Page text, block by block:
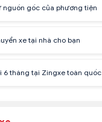
nguồn gốc của phương tiện
xe tại nhà cho bạn
6 tháng tại Zingxe toàn quốc